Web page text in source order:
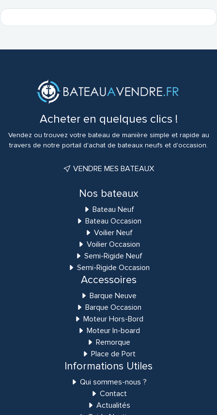
Acheter en quelques clics !
Vendez ou trouvez votre bateau de manière simple et rapide au
travers de notre portail d'achat de bateaux neufs et d'occasion.
VENDRE MES BATEAUX
Nos bateaux
Bateau Neuf
Bateau Occasion
Voilier Neuf
Voilier Occasion
Semi-Rigide Neuf
Semi-Rigide Occasion
Accessoires
Barque Neuve
Barque Occasion
Moteur Hors-Bord
Moteur In-board
Remorque
Place de Port
Informations Utiles
Qui sommes-nous ?
Contact
Actualités